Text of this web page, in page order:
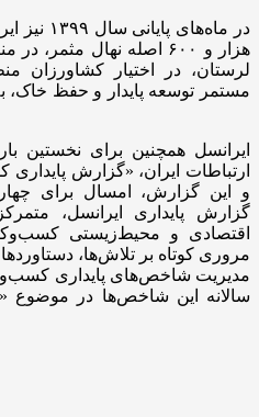
هزار و ۶۰۰ اصله نهال
لرستان، در اختیار کشاورزان
مستمر توسعه ‌پایدار و حفظ خاک،
ایرانسل همچنین برای نخستین
ارتباطات ایران، «گزارش
و این گزارش، امسال برای
گزارش پایداری ایرانسل،
اقتصادی و محیط‌زیستی
مروری کوتاه بر تلاش‌ها،
مدیریت شاخص‌های پایداری
سالانه این شاخص‌ها در موضوع